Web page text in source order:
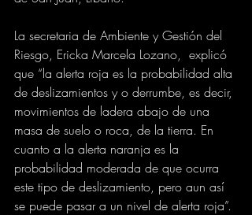
La secretaria de Ambiente y Gestión del
Riesgo, Ericka Marcela Lozano,  explicó
que “la alerta roja es la probabilidad alta
de deslizamientos y o derrumbe, es decir,
movimientos de ladera abajo de una
masa de suelo o roca, de la tierra. En
cuanto a la alerta naranja es la
probabilidad moderada de que ocurra
este tipo de deslizamiento, pero aun así
se puede pasar a un nivel de alerta roja”.